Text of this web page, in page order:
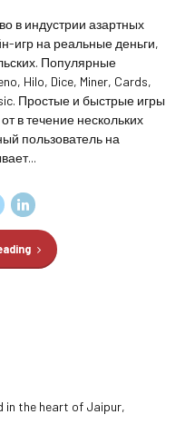
в индустрии азартных
игр на реальные деньги,
Популярные
Hilo, Dice, Miner, Cards,
Простые и быстрые игры
в течение нескольких
пользователь на
in the heart of Jaipur,